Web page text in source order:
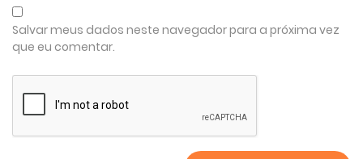
Salvar meus dados neste navegador para a próxima vez
que eu comentar.